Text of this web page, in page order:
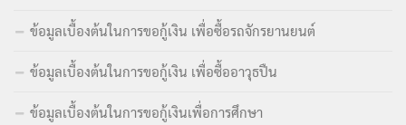
ข้อมูลเบื้องต้นในการขอกู้เงิน เพื่อซื้อรถจักรยานยนต์
ข้อมูลเบื้องต้นในการขอกู้เงิน เพื่อซื้ออาวุธปืน
ข้อมูลเบื้องต้นในการขอกู้เงินเพื่อการศึกษา